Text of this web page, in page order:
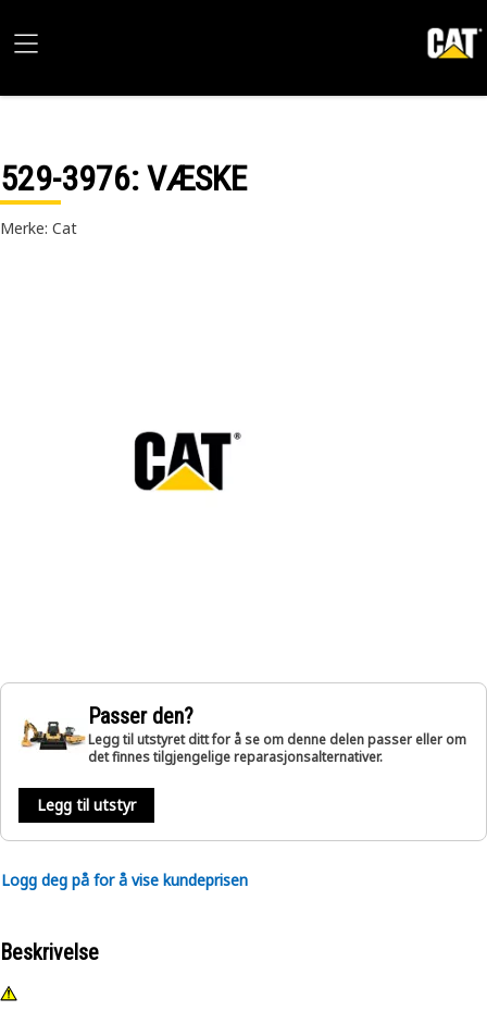
529-3976: VÆSKE
Merke: Cat
Passer den?
Legg til utstyret ditt for å se om denne delen passer eller om
det finnes tilgjengelige reparasjonsalternativer.
Legg til utstyr
Logg deg på for å vise kundeprisen
Beskrivelse